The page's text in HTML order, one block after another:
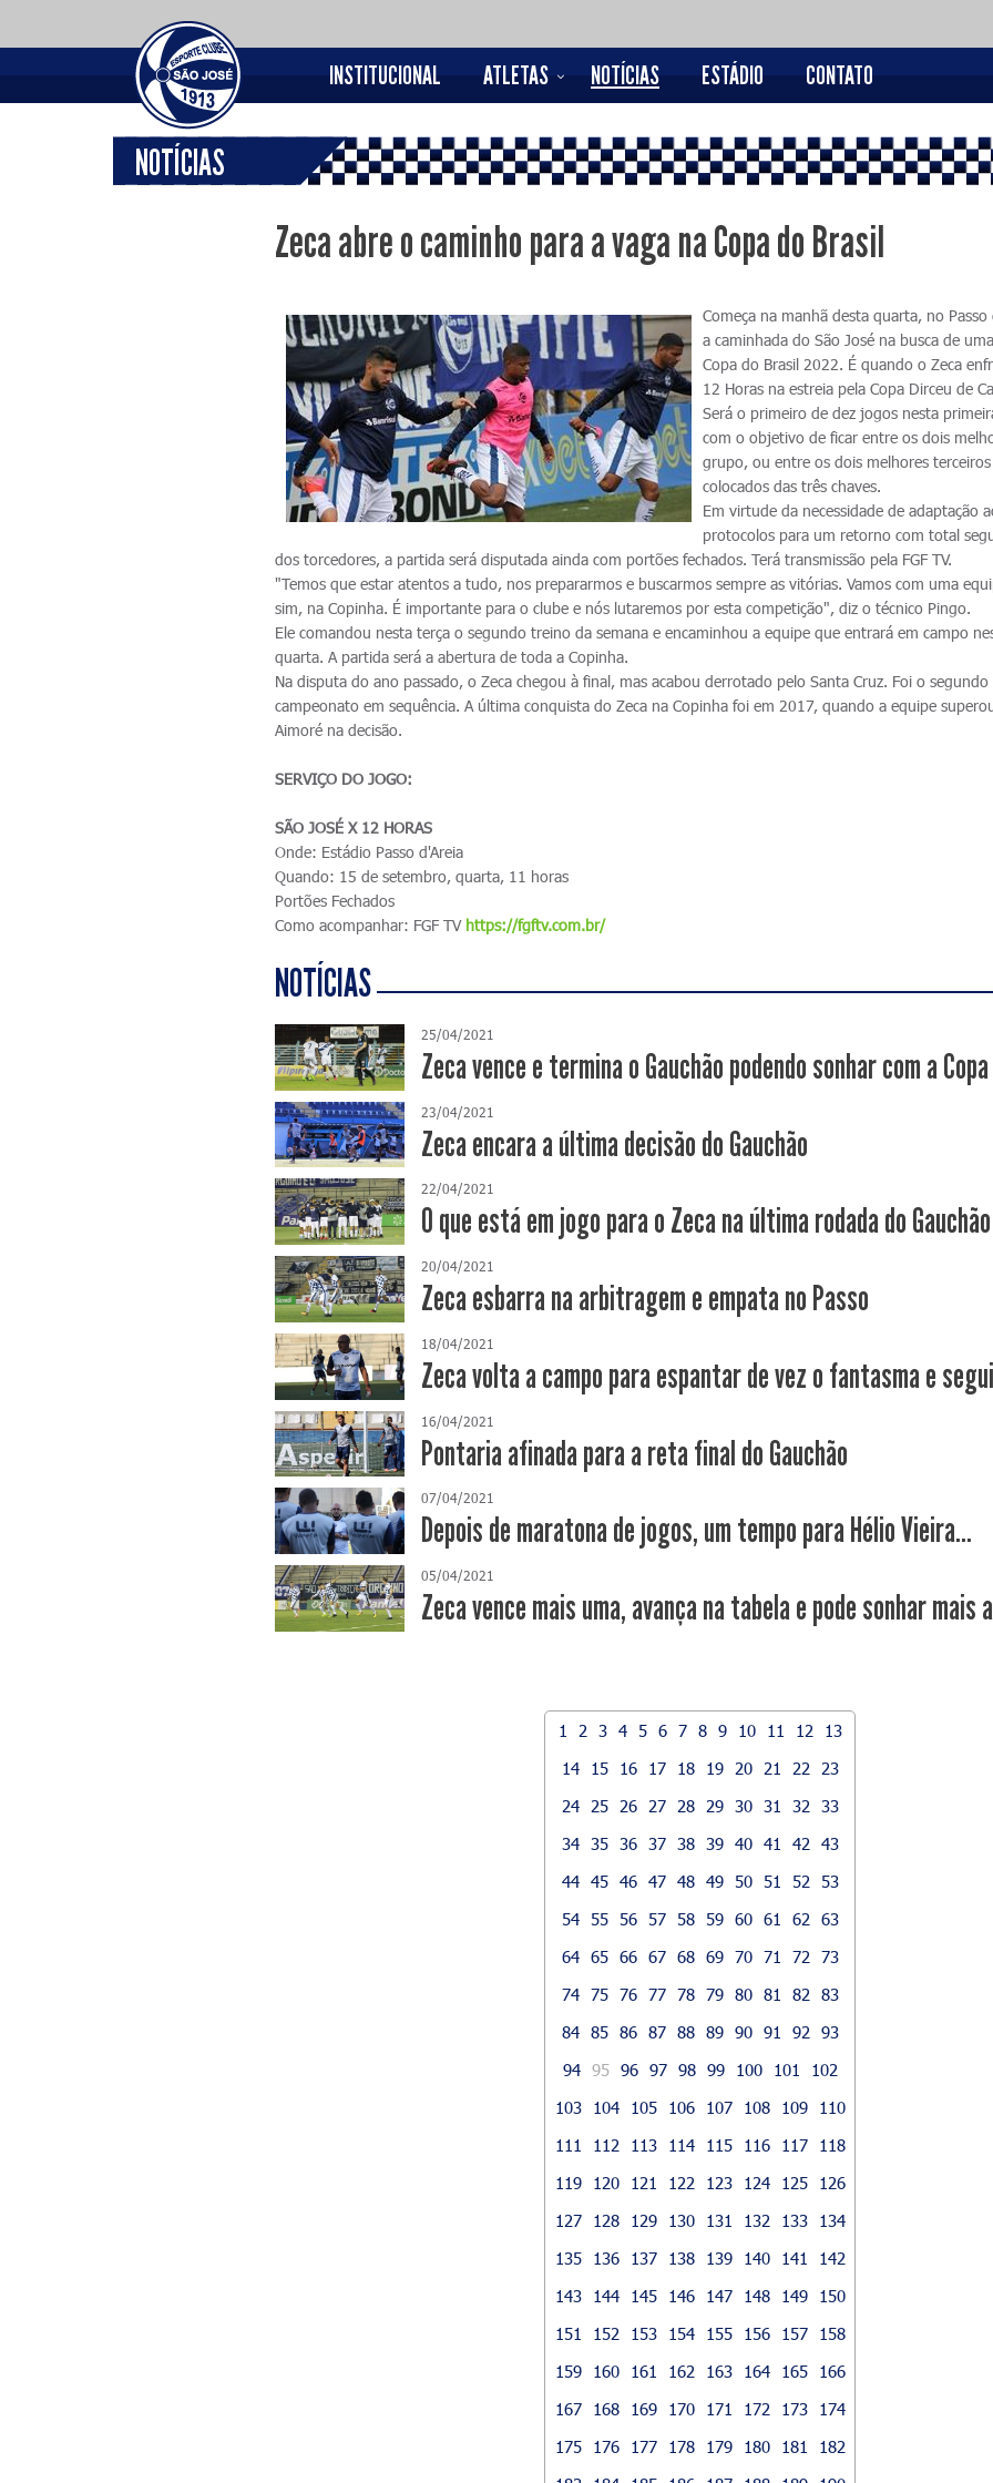
INSTITUCIONAL ATLETAS NOTÍCIAS ESTÁDIO CONTATO
NOTÍCIAS
Zeca abre o caminho para a vaga na Copa do Brasil
Começa na manhã desta quarta, no Passo
a caminhada do São José na busca de
Copa do Brasil 2022. É quando o Zeca
12 Horas na estreia pela Copa Dirceu de
Será o primeiro de dez jogos nesta
com o objetivo de ficar entre os dois
grupo, ou entre os dois melhores terceiros
colocados das três chaves.
Em virtude da necessidade de adaptação
protocolos para um retorno com total
dos torcedores, a partida será disputada ainda com portões fechados. Terá transmissão pela FGF TV.
"Temos que estar atentos a tudo, nos prepararmos e buscarmos sempre as vitórias. Vamos com uma
sim, na Copinha. É importante para o clube e nós lutaremos por esta competição", diz o técnico Pingo.
Ele comandou nesta terça o segundo treino da semana e encaminhou a equipe que entrará em campo
quarta. A partida será a abertura de toda a Copinha.
Na disputa do ano passado, o Zeca chegou à final, mas acabou derrotado pelo Santa Cruz. Foi o segundo
campeonato em sequência. A última conquista do Zeca na Copinha foi em 2017, quando a equipe
Aimoré na decisão.
SERVIÇO DO JOGO:
SÃO JOSÉ X 12 HORAS
Onde: Estádio Passo d'Areia
Quando: 15 de setembro, quarta, 11 horas
Portões Fechados
Como acompanhar: FGF TV https://fgftv.com.br/
NOTÍCIAS
25/04/2021
Zeca vence e termina o Gauchão podendo sonhar com a
23/04/2021
Zeca encara a última decisão do Gauchão
22/04/2021
O que está em jogo para o Zeca na última rodada do Gauchão
20/04/2021
Zeca esbarra na arbitragem e empata no Passo
18/04/2021
Zeca volta a campo para espantar de vez o fantasma e
16/04/2021
Pontaria afinada para a reta final do Gauchão
07/04/2021
Depois de maratona de jogos, um tempo para Hélio Vieira...
05/04/2021
Zeca vence mais uma, avança na tabela e pode sonhar mais
1 2 3 4 5 6 7 8 9 10 11 12
13
14
15 16 17 18 19 20 21 22
23
24
25 26 27 28 29 30 31 32
33
34 35 36 37 38 39 40 41 42
43
44 45 46 47 48 49 50 51 52
53
54 55 56 57 58 59 60 61 62
63
64 65 66 67 68 69 70 71 72
73
74 75 76 77 78 79 80 81 82
83
84 85 86 87 88 89 90 91 92
93
94 95 96 97 98 99 100 101
102
103
104 105 106 107 108 109
110
111
112 113 114 115 116 117
118
119
120 121 122 123 124 125
126
127
128 129 130 131 132 133
134
135
136 137 138 139 140 141
142
143
144 145 146 147 148 149
150
151
152 153 154 155 156 157
158
159
160 161 162 163 164 165
166
167
168 169 170 171 172 173
174
175
176 177 178 179 180 181
182